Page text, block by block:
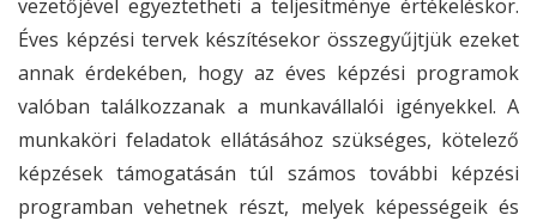
vezetőjével egyeztetheti a teljesítménye értékeléskor.
Éves képzési tervek készítésekor összegyűjtjük ezeket
annak érdekében, hogy az éves képzési programok
valóban találkozzanak a munkavállalói igényekkel. A
munkaköri feladatok ellátásához szükséges, kötelező
képzések támogatásán túl számos további képzési
programban vehetnek részt, melyek képességeik és